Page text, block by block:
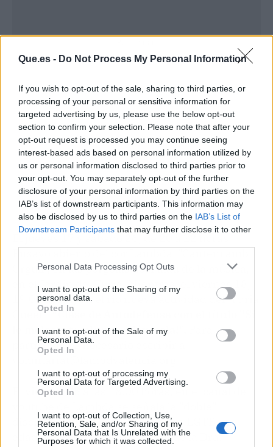
Que.es - Do Not Process My Personal Information
If you wish to opt-out of the sale, sharing to third parties, or
processing of your personal or sensitive information for
targeted advertising by us, please use the below opt-out
section to confirm your selection. Please note that after your
opt-out request is processed you may continue seeing
interest-based ads based on personal information utilized by
us or personal information disclosed to third parties prior to
your opt-out. You may separately opt-out of the further
disclosure of your personal information by third parties on the
IAB’s list of downstream participants. This information may
also be disclosed by us to third parties on the IAB’s List of
Downstream Participants that may further disclose it to other
Personal Data Processing Opt Outs
I want to opt-out of the Sharing of my
personal data.
Opted In
I want to opt-out of the Sale of my
Personal Data.
Opted In
I want to opt-out of processing my
Personal Data for Targeted Advertising.
Opted In
I want to opt-out of Collection, Use,
Retention, Sale, and/or Sharing of my
Personal Data that Is Unrelated with the
Purposes for which it was collected.
El jueves 17 y sábado 26, de 20 a 22 horas
Orgull", en las pérgolas del Palau de la música,
en el Jardín del Túria. Mientras, el viernes 18,
19.00 horas, en el río nueva actividad del 'Túria
Queer':"Clase de Autodefensa con el título "Si
le molesta tu pluma, ¡clávasela!".
participar, es necesario escribir a
El viernes 25 a las 18.00 horas, en el canal de
discriminación: Personas majors LGTB+ y
edadismo, con la participación de la Dra.